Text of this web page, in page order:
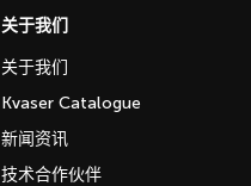
关于我们
关于我们
Kvaser Catalogue
新闻资讯
技术合作伙伴